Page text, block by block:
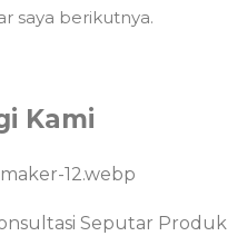
saya berikutnya.
Kami
Seputar Produk